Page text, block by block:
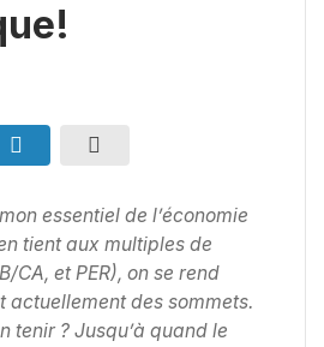
essentiel de l’économie
tient aux multiples de
CA, et PER), on se rend
actuellement des sommets.
tenir ? Jusqu’à quand le